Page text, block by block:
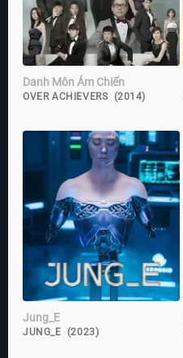
Danh Môn Ám Chiến
OVER ACHIEVERS (2014)
Jung_E
JUNG_E (2023)